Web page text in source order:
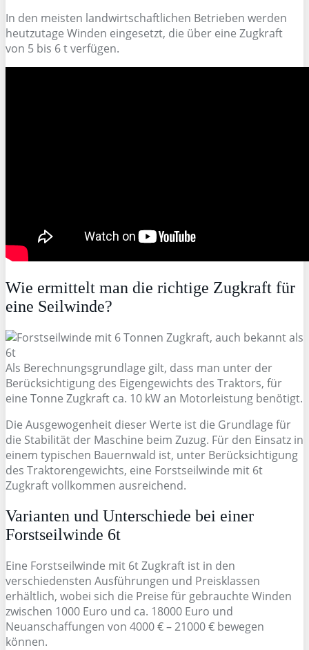
In den meisten landwirtschaftlichen Betrieben werden
heutzutage Winden eingesetzt, die über eine Zugkraft
von 5 bis 6 t verfügen.
Wie ermittelt man die richtige Zugkraft für
eine Seilwinde?
Als Berechnungsgrundlage gilt, dass man unter der
Berücksichtigung des Eigengewichts des Traktors, für
eine Tonne Zugkraft ca. 10 kW an Motorleistung benötigt.
Die Ausgewogenheit dieser Werte ist die Grundlage für
die Stabilität der Maschine beim Zuzug. Für den Einsatz in
einem typischen Bauernwald ist, unter Berücksichtigung
des Traktorengewichts, eine Forstseilwinde mit 6t
Zugkraft vollkommen ausreichend.
Varianten und Unterschiede bei einer
Forstseilwinde 6t
Eine Forstseilwinde mit 6t Zugkraft ist in den
verschiedensten Ausführungen und Preisklassen
erhältlich, wobei sich die Preise für gebrauchte Winden
zwischen 1000 Euro und ca. 18000 Euro und
Neuanschaffungen von 4000 € – 21000 € bewegen
können.